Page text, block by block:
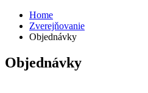
Home
Zverejňovanie
Objednávky
Objednávky